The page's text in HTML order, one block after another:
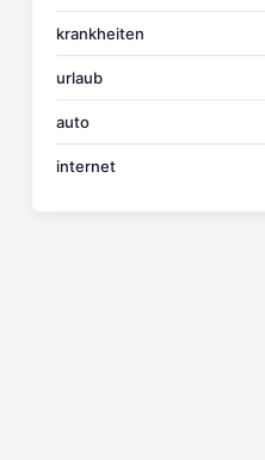
krankheiten
urlaub
auto
internet